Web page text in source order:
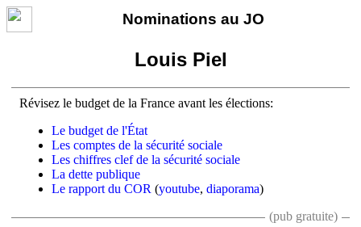
Nominations au JO
Louis Piel
Révisez le budget de la France avant les élections:
Le budget de l'État
Les comptes de la sécurité sociale
Les chiffres clef de la sécurité sociale
La dette publique
Le rapport du COR (youtube, diaporama)
(pub gratuite)